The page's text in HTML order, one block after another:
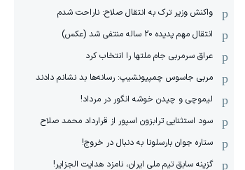
واکنش وزیر ترک به انتقال صلاح: ناراحت شدم
انتقال مهم پدیده 20 ساله منتفی شد (عکس)
عراق سرمربی جام ملتها را انتخاب کرد
مربی جاسوس چمپیونشیپ: رسانه‌ها بد نشانم دادند
لیموچی و چیدن خوشه انگور در مرداد!
سود استثنایی ترابزون اسپور از قرارداد محمد صلاح
ستاره جوان بارسلونا به دنبال در خروج!
گزینه سابق تیم ملی ایران، نامزد هدایت الجزایر!